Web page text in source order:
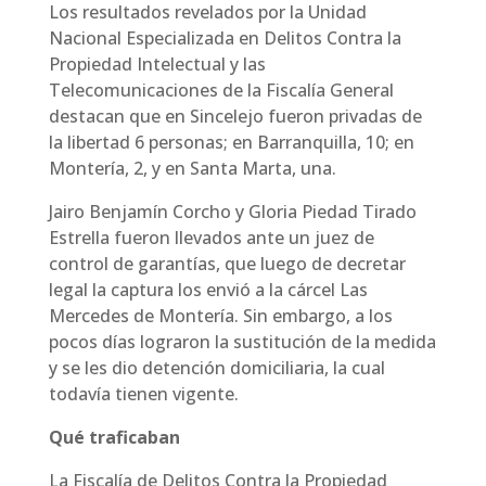
Los resultados revelados por la Unidad
Nacional Especializada en Delitos Contra la
Propiedad Intelectual y las
Telecomunicaciones de la Fiscalía General
destacan que en Sincelejo fueron privadas de
la libertad 6 personas; en Barranquilla, 10; en
Montería, 2, y en Santa Marta, una.
Jairo Benjamín Corcho y Gloria Piedad Tirado
Estrella fueron llevados ante un juez de
control de garantías, que luego de decretar
legal la captura los envió a la cárcel Las
Mercedes de Montería. Sin embargo, a los
pocos días lograron la sustitución de la medida
y se les dio detención domiciliaria, la cual
todavía tienen vigente.
Qué traficaban
La Fiscalía de Delitos Contra la Propiedad